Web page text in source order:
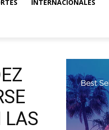
INTERNACIONALES
LAS